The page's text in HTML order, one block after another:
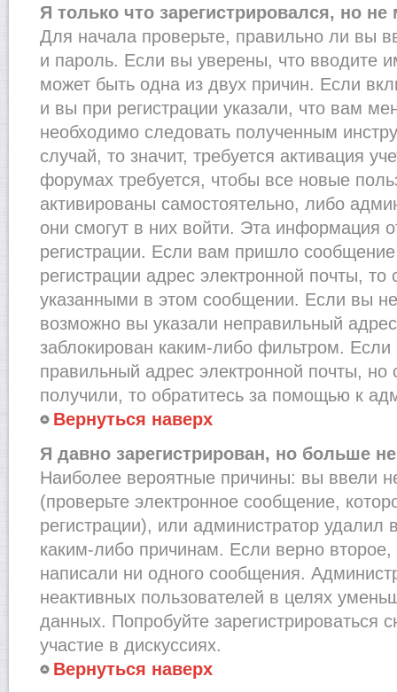
Я только что зарегистрировался, но не
Для начала проверьте, правильно ли вы
и пароль. Если вы уверены, что вводите
может быть одна из двух причин. Если
и вы при регистрации указали, что вам
необходимо следовать полученным
случай, то значит, требуется активация
форумах требуется, чтобы все новые
активированы самостоятельно, либо
они смогут в них войти. Эта информация
регистрации. Если вам пришло
регистрации адрес электронной почты, то
указанными в этом сообщении. Если вы
возможно вы указали неправильный
заблокирован каким-либо фильтром.
правильный адрес электронной почты, но
получили, то обратитесь за помощью к
Вернуться наверх
Я давно зарегистрирован, но больше
Наиболее вероятные причины: вы ввели
(проверьте электронное сообщение,
регистрации), или администратор удалил
каким-либо причинам. Если верно
написали ни одного сообщения.
неактивных пользователей в целях
данных. Попробуйте зарегистрироваться
участие в дискуссиях.
Вернуться наверх